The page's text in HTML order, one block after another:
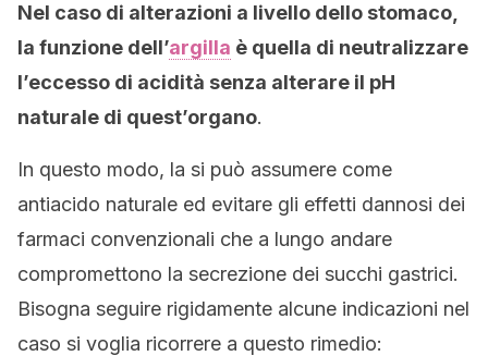
Nel caso di alterazioni a livello dello stomaco,
la funzione dell’argilla è quella di neutralizzare
l’eccesso di acidità senza alterare il pH
naturale di quest’organo.
In questo modo, la si può assumere come
antiacido naturale ed evitare gli effetti dannosi dei
farmaci convenzionali che a lungo andare
compromettono la secrezione dei succhi gastrici.
Bisogna seguire rigidamente alcune indicazioni nel
caso si voglia ricorrere a questo rimedio: